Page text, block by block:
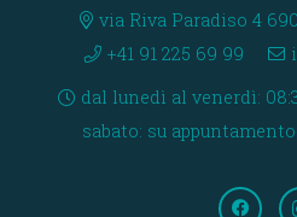
via Riva Paradiso 4
+41 91 225 69 99
dal lunedì al venerdì:
sabato: su